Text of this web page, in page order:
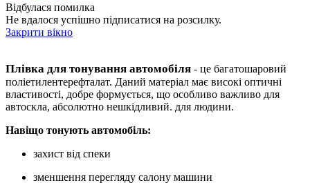
Відбулася помилка
Не вдалося успішно підписатися на розсилку.
Закрити вікно
Плівка для тонування автомобіля - це багатошаровий
поліетилентерефталат. Даний матеріал має високі оптичні
властивості, добре формується, що особливо важливо для
автоскла, абсолютно нешкідливий. для людини.
Навіщо тонують автомобіль:
захист від спеки
зменшення перегляду салону машини